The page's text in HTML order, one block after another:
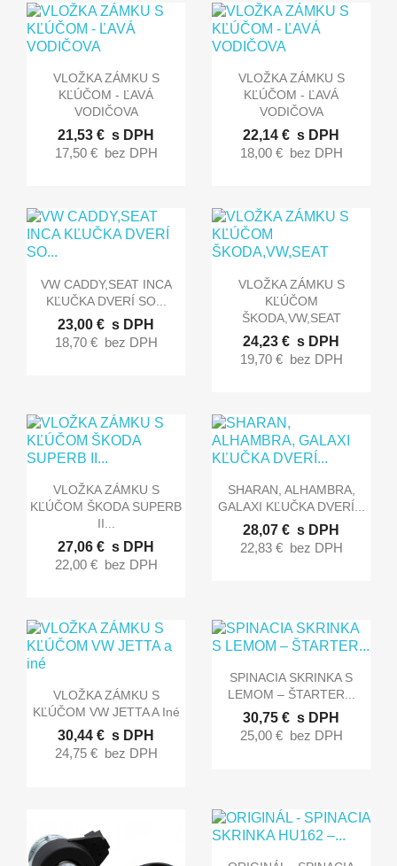
 Rýchly náhľad
VLOŽKA ZÁMKU S
KĽÚČOM - ĽAVÁ
VODIČOVA
21,53 € s DPH
17,50 € bez DPH
 Rýchly náhľad
VLOŽKA ZÁMKU S
KĽÚČOM - ĽAVÁ
VODIČOVA
22,14 € s DPH
18,00 € bez DPH
 Rýchly náhľad
VW CADDY,SEAT INCA
KĽUČKA DVERÍ SO...
23,00 € s DPH
18,70 € bez DPH
 Rýchly náhľad
VLOŽKA ZÁMKU S
KĽÚČOM
ŠKODA,VW,SEAT
24,23 € s DPH
19,70 € bez DPH
 Rýchly náhľad
VLOŽKA ZÁMKU S
KĽÚČOM ŠKODA SUPERB
II...
27,06 € s DPH
22,00 € bez DPH
 Rýchly náhľad
SHARAN, ALHAMBRA,
GALAXI KĽUČKA DVERÍ...
28,07 € s DPH
22,83 € bez DPH
 Rýchly náhľad
VLOŽKA ZÁMKU S
KĽÚČOM VW JETTA A Iné
30,44 € s DPH
24,75 € bez DPH
 Rýchly náhľad
SPINACIA SKRINKA S
LEMOM – ŠTARTER...
30,75 € s DPH
25,00 € bez DPH
Rýchly náhľad